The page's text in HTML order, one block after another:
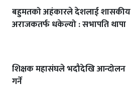
बहुमतको अहंकारले देशलाई शासकीय
अराजकतर्फ धकेल्यो : सभापति थापा
शिक्षक महासंघले भदौदेखि आन्दोलन
गर्ने